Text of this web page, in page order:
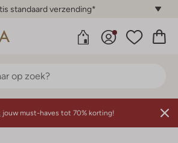
standaard verzending*
jouw must-haves tot 70% korting!